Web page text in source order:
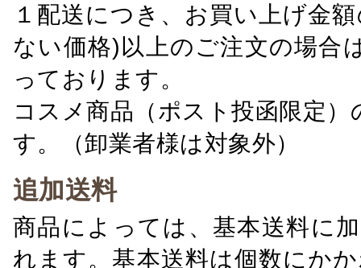
１配送につき、お買い上げ金
ない価格)以上のご注文の場合
っております。
コスメ商品（ポスト投函限定
す。（卸業者様は対象外）
追加送料
商品によっては、基本送料に
れます。基本送料は個数にか